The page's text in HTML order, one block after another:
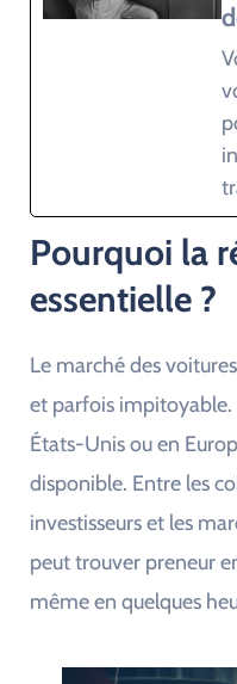
Pourquoi la
essentielle ?
Le marché des
et parfois
États-Unis ou en
disponible. Entre les
investisseurs et les
peut trouver preneur
même en quelques